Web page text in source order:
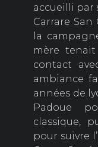
accueilli par
Carrare
la
mère
contact
ambiance
années de
Padoue
classique,
pour suivre